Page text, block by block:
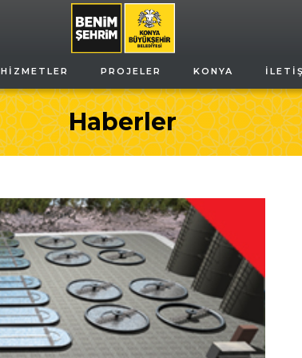
HIZMETLER PROJELER KONYA
Haberler